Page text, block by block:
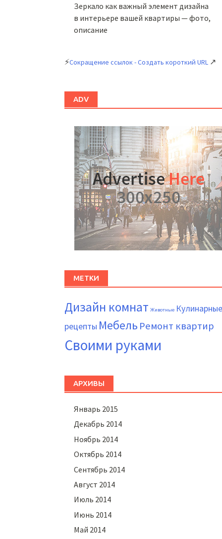
Зеркало как важный элемент дизайна
в интерьере вашей квартиры — фото,
описание
⚡Сокращение ссылок - Создать короткий URL ↗
ADV
МЕТКИ
Дизайн комнат Животные Кулинарные
рецепты Мебель Ремонт квартир
Своими руками
АРХИВЫ
Январь 2015
Декабрь 2014
Ноябрь 2014
Октябрь 2014
Сентябрь 2014
Август 2014
Июль 2014
Июнь 2014
Май 2014